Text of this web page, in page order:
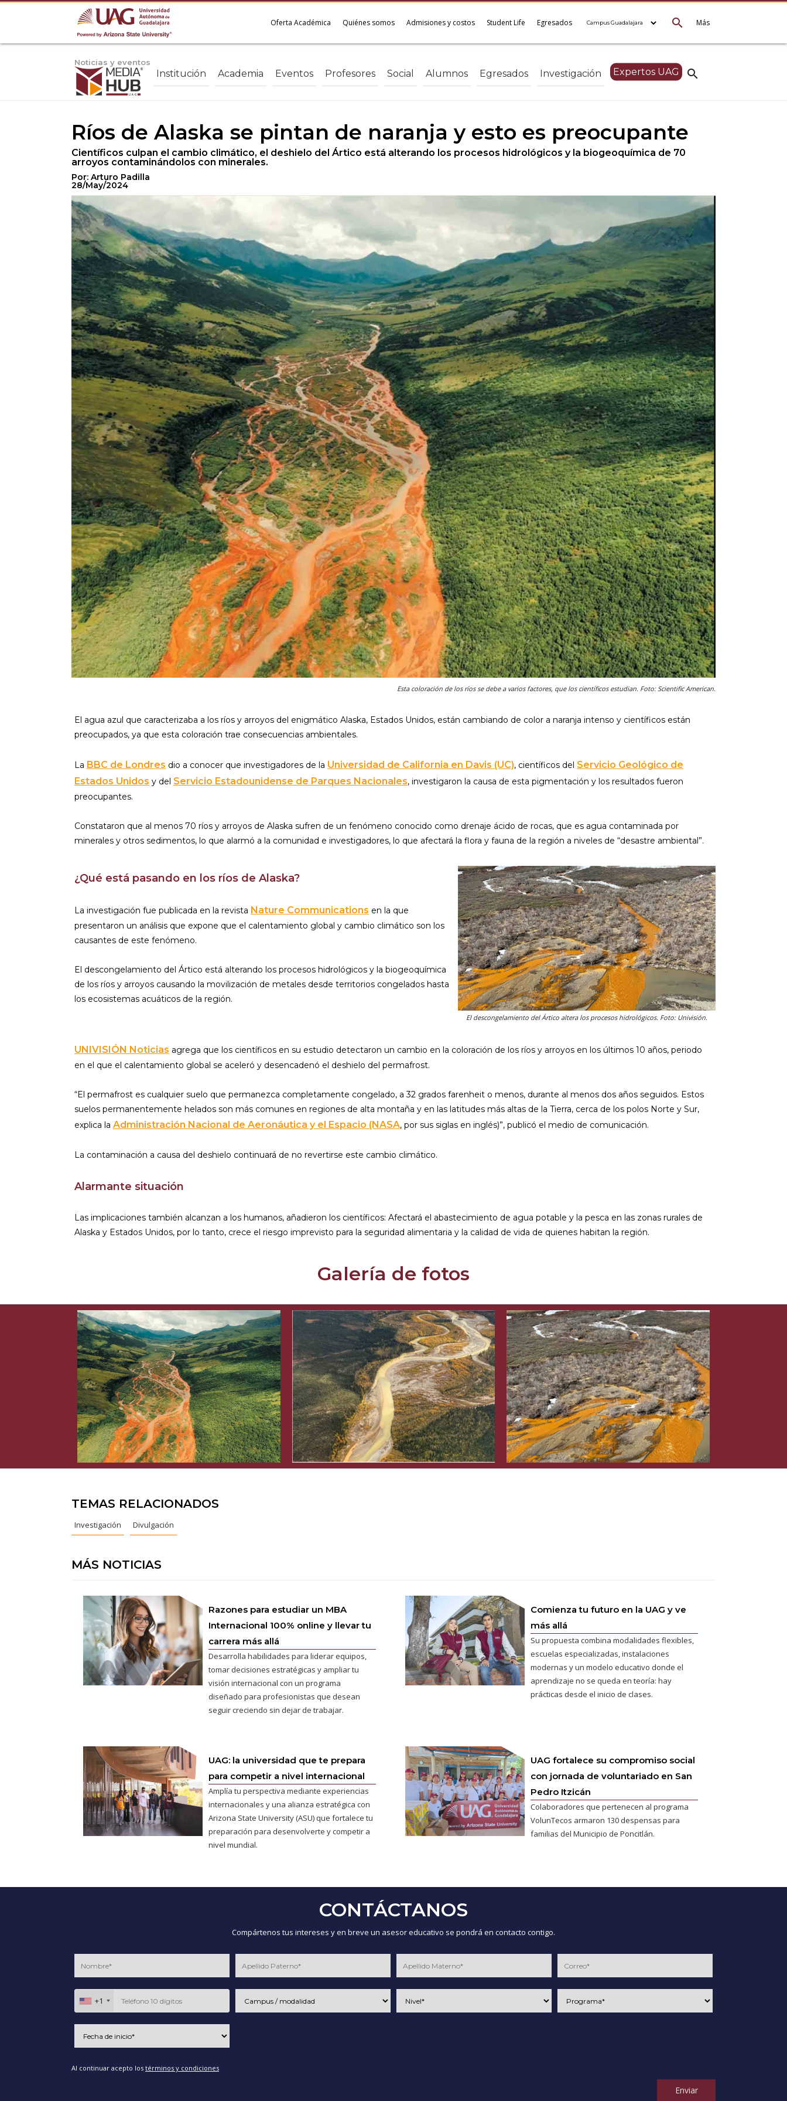
Más
search
Oferta Académica Quiénes somos Admisiones y costos Student Life Egresados
Noticias y eventos
search
Institución Academia Eventos Profesores Social Alumnos Egresados Investigación Expertos UAG
Ríos de Alaska se pintan de naranja y esto es preocupante
Científicos culpan el cambio climático, el deshielo del Ártico está alterando los procesos hidrológicos y la biogeoquímica de 70
arroyos contaminándolos con minerales.
Por: Arturo Padilla
28/May/2024
Esta coloración de los ríos se debe a varios factores, que los científicos estudian. Foto: Scientific American.
El agua azul que caracterizaba a los ríos y arroyos del enigmático Alaska, Estados Unidos, están cambiando de color a naranja intenso y científicos están
preocupados, ya que esta coloración trae consecuencias ambientales.
La BBC de Londres dio a conocer que investigadores de la Universidad de California en Davis (UC), científicos del Servicio Geológico de
Estados Unidos y del Servicio Estadounidense de Parques Nacionales, investigaron la causa de esta pigmentación y los resultados fueron
preocupantes.
Constataron que al menos 70 ríos y arroyos de Alaska sufren de un fenómeno conocido como drenaje ácido de rocas, que es agua contaminada por
minerales y otros sedimentos, lo que alarmó a la comunidad e investigadores, lo que afectará la flora y fauna de la región a niveles de “desastre ambiental”.
¿Qué está pasando en los ríos de Alaska?
La investigación fue publicada en la revista Nature Communications en la que
presentaron un análisis que expone que el calentamiento global y cambio climático son los
causantes de este fenómeno.
El descongelamiento del Ártico está alterando los procesos hidrológicos y la biogeoquímica
de los ríos y arroyos causando la movilización de metales desde territorios congelados hasta
los ecosistemas acuáticos de la región.
El descongelamiento del Ártico altera los procesos hidrológicos. Foto: Univisión.
UNIVISIÓN Noticias agrega que los científicos en su estudio detectaron un cambio en la coloración de los ríos y arroyos en los últimos 10 años, periodo
en el que el calentamiento global se aceleró y desencadenó el deshielo del permafrost.
“El permafrost es cualquier suelo que permanezca completamente congelado, a 32 grados farenheit o menos, durante al menos dos años seguidos. Estos
suelos permanentemente helados son más comunes en regiones de alta montaña y en las latitudes más altas de la Tierra, cerca de los polos Norte y Sur,
explica la Administración Nacional de Aeronáutica y el Espacio (NASA, por sus siglas en inglés)”, publicó el medio de comunicación.
La contaminación a causa del deshielo continuará de no revertirse este cambio climático.
Alarmante situación
Las implicaciones también alcanzan a los humanos, añadieron los científicos: Afectará el abastecimiento de agua potable y la pesca en las zonas rurales de
Alaska y Estados Unidos, por lo tanto, crece el riesgo imprevisto para la seguridad alimentaria y la calidad de vida de quienes habitan la región.
Galería de fotos
TEMAS RELACIONADOS
Investigación Divulgación
MÁS NOTICIAS
Razones para estudiar un MBA
Internacional 100% online y llevar tu
carrera más allá
Desarrolla habilidades para liderar equipos,
tomar decisiones estratégicas y ampliar tu
visión internacional con un programa
diseñado para profesionistas que desean
seguir creciendo sin dejar de trabajar.
Comienza tu futuro en la UAG y ve
más allá
Su propuesta combina modalidades flexibles,
escuelas especializadas, instalaciones
modernas y un modelo educativo donde el
aprendizaje no se queda en teoría: hay
prácticas desde el inicio de clases.
UAG: la universidad que te prepara
para competir a nivel internacional
Amplía tu perspectiva mediante experiencias
internacionales y una alianza estratégica con
Arizona State University (ASU) que fortalece tu
preparación para desenvolverte y competir a
nivel mundial.
UAG fortalece su compromiso social
con jornada de voluntariado en San
Pedro Itzicán
Colaboradores que pertenecen al programa
VolunTecos armaron 130 despensas para
familias del Municipio de Poncitlán.
CONTÁCTANOS
Compártenos tus intereses y en breve un asesor educativo se pondrá en contacto contigo.
+1
Al continuar acepto los términos y condiciones
Enviar